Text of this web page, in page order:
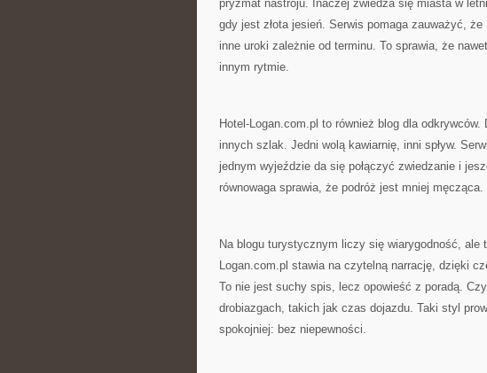
pryzmat nastroju. Inaczej zwiedza się miasta w
gdy jest złota jesień. Serwis pomaga zauważyć,
inne uroki zależnie od terminu. To sprawia, że
innym rytmie.
Hotel-Logan.com.pl to również blog dla
innych szlak. Jedni wolą kawiarnię, inni spływ.
jednym wyjeździe da się połączyć zwiedzanie i
równowaga sprawia, że podróż jest mniej męcząca.
Na blogu turystycznym liczy się wiarygodność, ale
Logan.com.pl stawia na czytelną narrację, dzięki
To nie jest suchy spis, lecz opowieść z poradą.
drobiazgach, takich jak czas dojazdu. Taki styl
spokojniej: bez niepewności.